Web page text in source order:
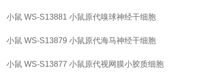
小鼠 WS-S13881 小鼠原代嗅球神经干细胞
小鼠 WS-S13879 小鼠原代海马神经干细胞
小鼠 WS-S13877 小鼠原代视网膜小胶质细胞